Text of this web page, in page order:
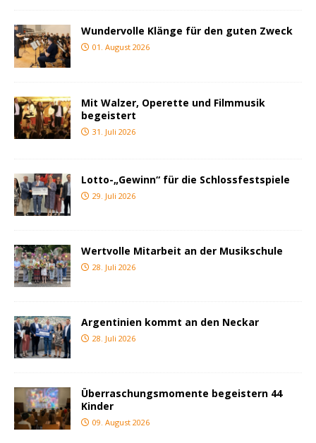
Wundervolle Klänge für den guten Zweck
01. August 2026
Mit Walzer, Operette und Filmmusik
begeistert
31. Juli 2026
Lotto-„Gewinn“ für die Schlossfestspiele
29. Juli 2026
Wertvolle Mitarbeit an der Musikschule
28. Juli 2026
Argentinien kommt an den Neckar
28. Juli 2026
Überraschungsmomente begeistern 44
Kinder
09. August 2026